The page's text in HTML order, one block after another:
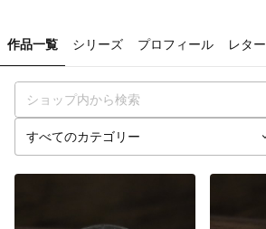
作品一覧 シリーズ プロフィール レター